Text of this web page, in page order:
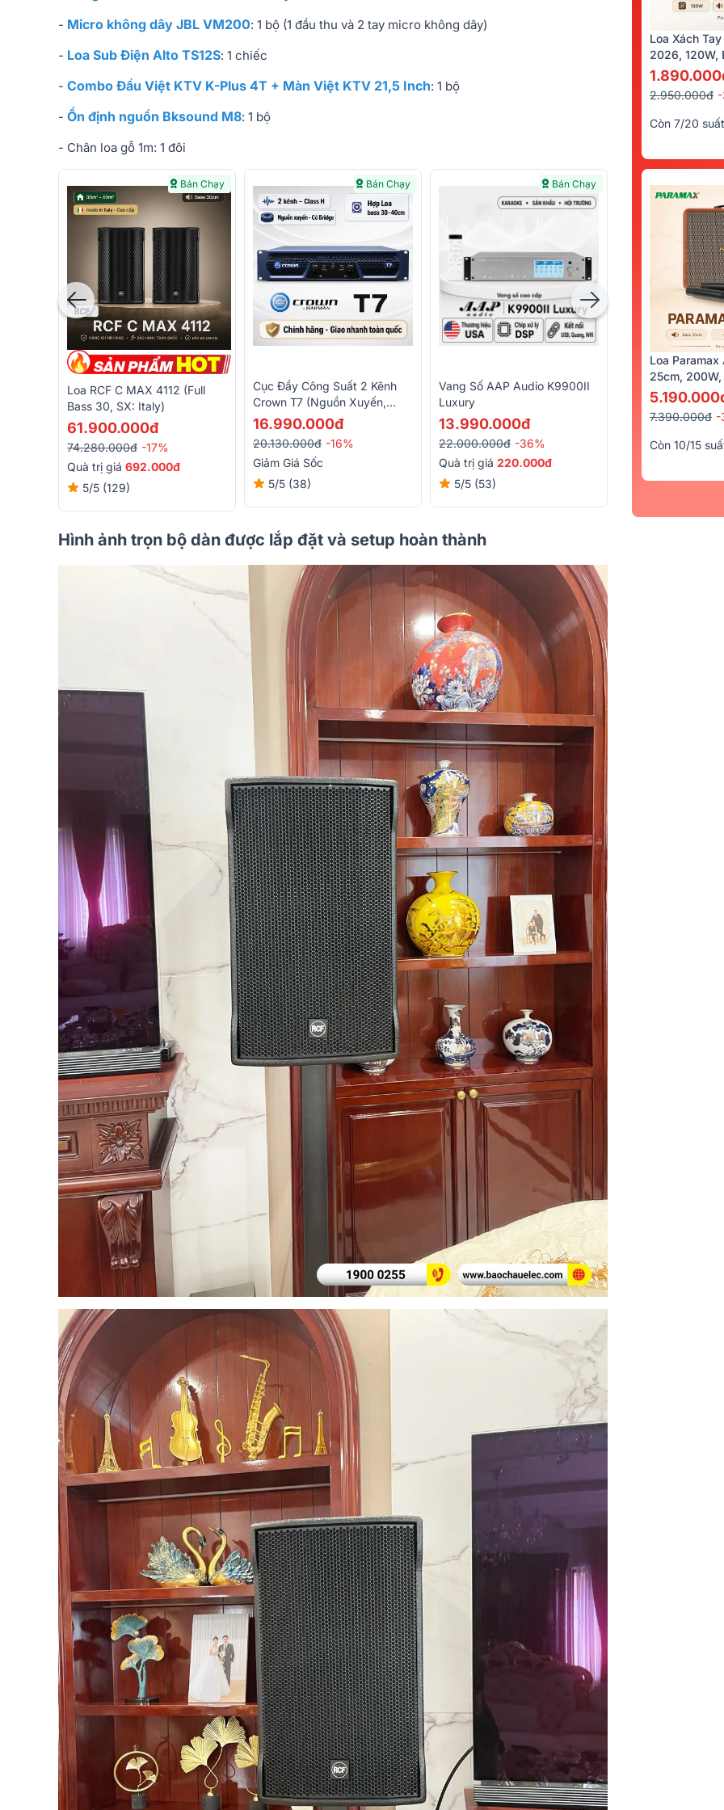
- Micro không dây JBL VM200: 1 bộ (1 đầu thu và 2 tay micro không dây)
- Loa Sub Điện Alto TS12S: 1 chiếc
- Combo Đầu Việt KTV K-Plus 4T + Màn Việt KTV 21,5 Inch: 1 bộ
- Ổn định nguồn Bksound M8: 1 bộ
- Chân loa gỗ 1m: 1 đôi
Bán Chạy
Loa RCF C MAX 4112 (full
Bass 30, SX: Italy)
61.900.000đ
74.280.000đ -17%
Quà trị giá 692.000đ
5/5 (129)
Bán Chạy
Cục Đẩy Công Suất 2 Kênh
Crown T7 (Nguồn Xuyến,
Class H, 675W)
16.990.000đ
20.130.000đ -16%
Giảm Giá Sốc
5/5 (38)
Bán Chạy
Vang Số AAP Audio K9900II
Luxury
13.990.000đ
22.000.000đ -36%
Quà trị giá 220.000đ
5/5 (53)
Micro Không Dây
6.710.000đ
400.000đ
Hình ảnh trọn bộ dàn được lắp đặt và setup hoàn thành
Loa Xách
2026, 120W,
Kèm 2 Tay
2.950.000đ
Còn 7/20 suất
Loa
25cm,
7.390.000đ -
Còn 10/15